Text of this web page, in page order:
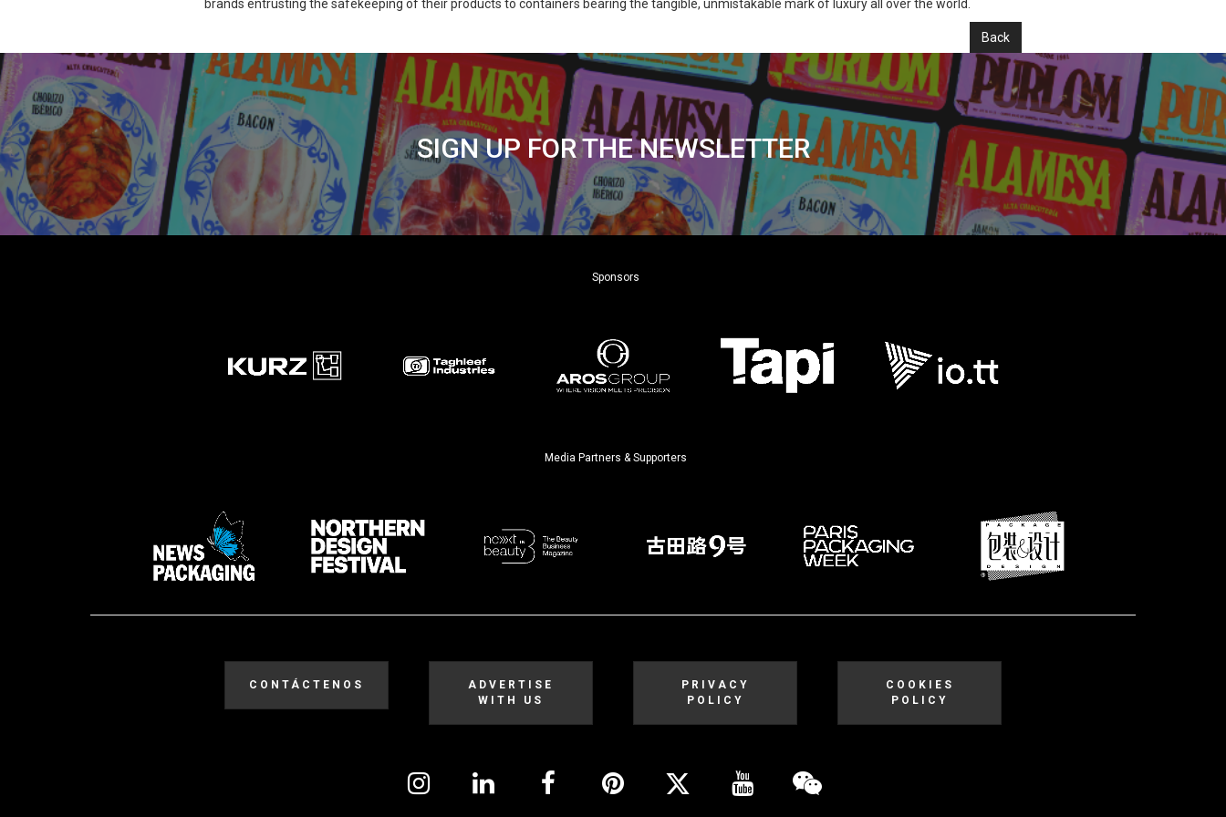
brands entrusting the safekeeping of their products to containers bearing the tangible, unmistakable mark of luxury all over the world.
Back
SIGN UP FOR THE NEWSLETTER
Sponsors
Media Partners & Supporters
CONTÁCTENOS
ADVERTISE
WITH US
PRIVACY
POLICY
COOKIES
POLICY